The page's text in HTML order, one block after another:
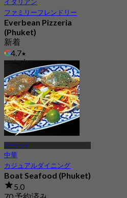
ファミリーフレンドリー
Everbean Pizzeria
(Phuket)
新着
4.7
から฿ 336.33
プーケット
中華
カジュアルダイニング
Boat Seafood (Phuket)
5.0